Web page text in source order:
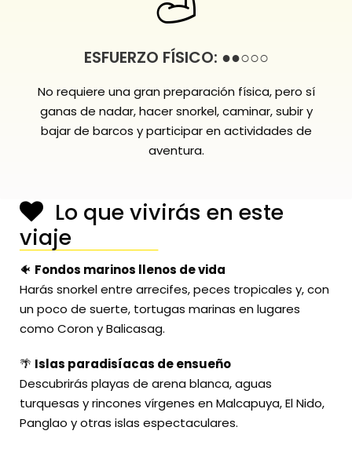
ESFUERZO FÍSICO: ●●○○○
No requiere una gran preparación física, pero sí
ganas de nadar, hacer snorkel, caminar, subir y
bajar de barcos y participar en actividades de
aventura.
Lo que vivirás en este
viaje
────────────────
🐠 Fondos marinos llenos de vida
Harás snorkel entre arrecifes, peces tropicales y, con
un poco de suerte, tortugas marinas en lugares
como Coron y Balicasag.
🌴 Islas paradisíacas de ensueño
Descubrirás playas de arena blanca, aguas
turquesas y rincones vírgenes en Malcapuya, El Nido,
Panglao y otras islas espectaculares.